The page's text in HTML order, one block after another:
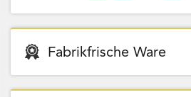
Fabrikfrische Ware